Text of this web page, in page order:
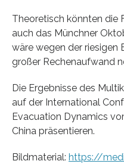
Theoretisch könnten die
auch das Münchner
wäre wegen der riesigen
großer Rechenaufwand
Die Ergebnisse des
auf der International
Evacuation Dynamics
China präsentieren.
Bildmaterial: https://